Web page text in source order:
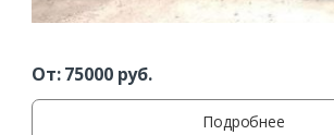
От:75000руб.
Подробнее